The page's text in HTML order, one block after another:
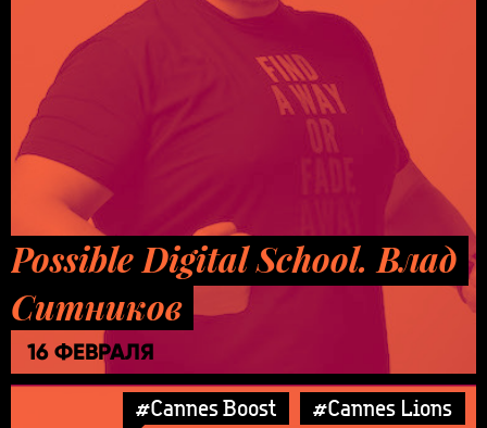
Possible Digital School. Влад
Ситников
16 ФЕВРАЛЯ
#Cannes Boost
#Cannes Lions